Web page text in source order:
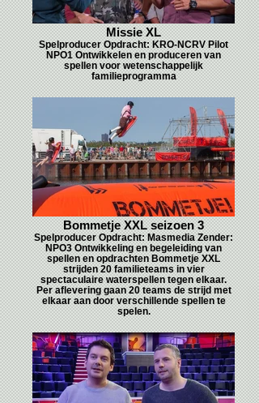
Missie XL
Spelproducer Opdracht: KRO-NCRV Pilot
NPO1 Ontwikkelen en produceren van
spellen voor wetenschappelijk
familieprogramma
Bommetje XXL seizoen 3
Spelproducer Opdracht: Masmedia Zender:
NPO3 Ontwikkeling en begeleiding van
spellen en opdrachten Bommetje XXL
strijden 20 familieteams in vier
spectaculaire waterspellen tegen elkaar.
Per aflevering gaan 20 teams de strijd met
elkaar aan door verschillende spellen te
spelen.